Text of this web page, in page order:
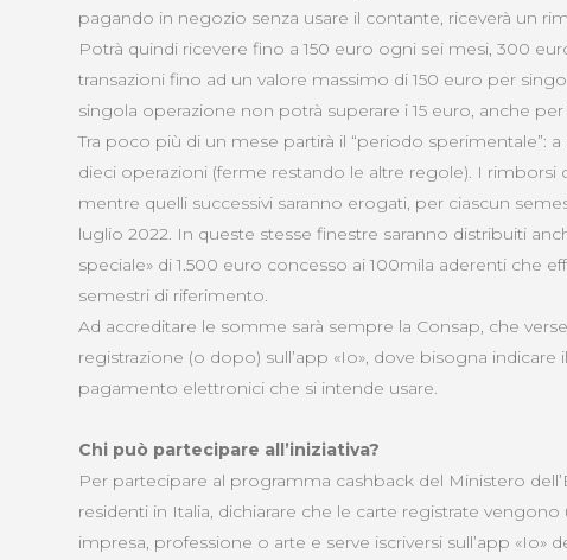
pagando in negozio senza usare il contante, riceverà un
Potrà quindi ricevere fino a 150 euro ogni sei mesi, 300
transazioni fino ad un valore massimo di 150 euro per
singola operazione non potrà superare i 15 euro, anche
Tra poco più di un mese partirà il “periodo sperimentale”:
dieci operazioni (ferme restando le altre regole). I rimborsi
mentre quelli successivi saranno erogati, per ciascun
luglio 2022. In queste stesse finestre saranno distribuiti
speciale» di 1.500 euro concesso ai 100mila aderenti che
semestri di riferimento.
Ad accreditare le somme sarà sempre la Consap, che
registrazione (o dopo) sull’app «Io», dove bisogna
pagamento elettronici che si intende usare.
Chi può partecipare all’iniziativa?
Per partecipare al programma cashback del Ministero
residenti in Italia, dichiarare che le carte registrate
impresa, professione o arte e serve iscriversi sull’app «Io»